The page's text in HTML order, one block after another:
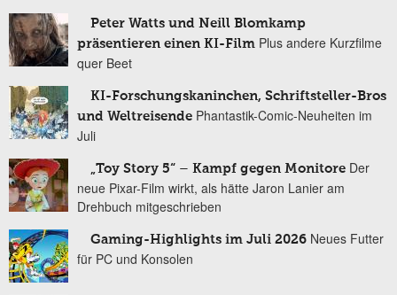
Peter Watts und Neill Blomkamp
präsentieren einen KI-Film Plus andere Kurzfilme
quer Beet
KI-Forschungskaninchen, Schriftsteller-Bros
und Weltreisende Phantastik-Comic-Neuheiten im
Juli
„Toy Story 5“ – Kampf gegen Monitore Der
neue Pixar-Film wirkt, als hätte Jaron Lanier am
Drehbuch mitgeschrieben
Gaming-Highlights im Juli 2026 Neues Futter
für PC und Konsolen